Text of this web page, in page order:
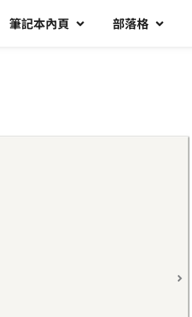
筆記本內頁 部落格